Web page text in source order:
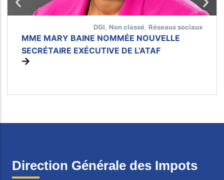
DGI, Non classé, Réseaux sociaux
MME MARY BAINE NOMMÉE NOUVELLE
SECRÉTAIRE EXÉCUTIVE DE L’ATAF
Direction Générale des Impots